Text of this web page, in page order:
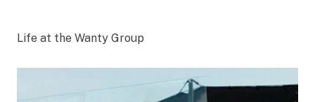
Life at the Wanty Group